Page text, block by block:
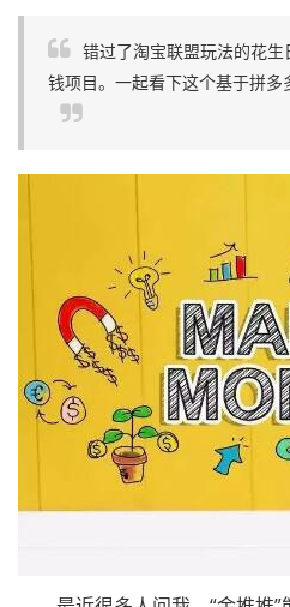
错过了淘宝联盟玩法的花
钱项目。一起看下这个基于拼多